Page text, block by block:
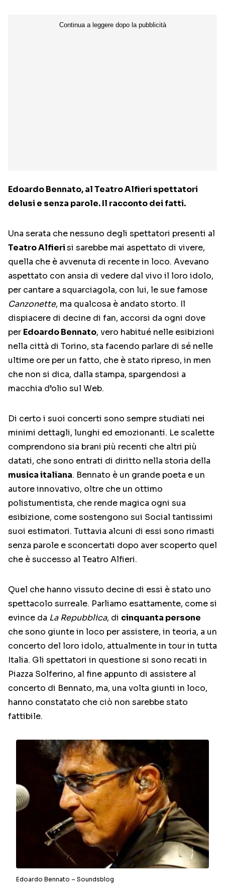
Edoardo Bennato, al Teatro Alfieri spettatori
delusi e senza parole. Il racconto dei fatti.
Una serata che nessuno degli spettatori presenti al
Teatro Alfierisi sarebbe mai aspettato di vivere,
quella che è avvenuta di recente in loco. Avevano
aspettato con ansia di vedere dal vivo il loro idolo,
per cantare a squarciagola, con lui, le sue famose
Canzonette, ma qualcosa è andato storto. Il
dispiacere di decine di fan, accorsi da ogni dove
per Edoardo Bennato, vero habitué nelle esibizioni
nella città di Torino, sta facendo parlare di sé nelle
ultime ore per un fatto, che è stato ripreso, in men
che non si dica, dalla stampa, spargendosi a
macchia d’olio sul Web.
Di certo i suoi concerti sono sempre studiati nei
minimi dettagli, lunghi ed emozionanti. Le scalette
comprendono sia brani più recenti che altri più
datati, che sono entrati di diritto nella storia della
musica italiana. Bennato è un grande poeta e un
autore innovativo, oltre che un ottimo
polistumentista, che rende magica ogni sua
esibizione, come sostengono sui Social tantissimi
suoi estimatori. Tuttavia alcuni di essi sono rimasti
senza parole e sconcertati dopo aver scoperto quel
che è successo al Teatro Alfieri.
Quel che hanno vissuto decine di essi è stato uno
spettacolo surreale. Parliamo esattamente, come si
evince da La Repubblica, di cinquanta persone
che sono giunte in loco per assistere, in teoria, a un
concerto del loro idolo, attualmente in tour in tutta
Italia. Gli spettatori in questione si sono recati in
Piazza Solferino, al fine appunto di assistere al
concerto di Bennato, ma, una volta giunti in loco,
hanno constatato che ciò non sarebbe stato
fattibile.
Edoardo Bennato – Soundsblog